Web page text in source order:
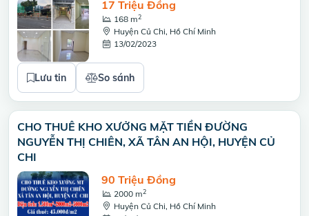
17 Triệu Đồng
168 m2
Huyện Củ Chi, Hồ Chí Minh
13/02/2023
Lưu tin So sánh
CHO THUÊ KHO XƯỞNG MẶT TIỀN ĐƯỜNG
NGUYỄN THỊ CHIÊN, XÃ TÂN AN HỘI, HUYỆN CỦ
CHI
90 Triệu Đồng
2000 m2
Huyện Củ Chi, Hồ Chí Minh